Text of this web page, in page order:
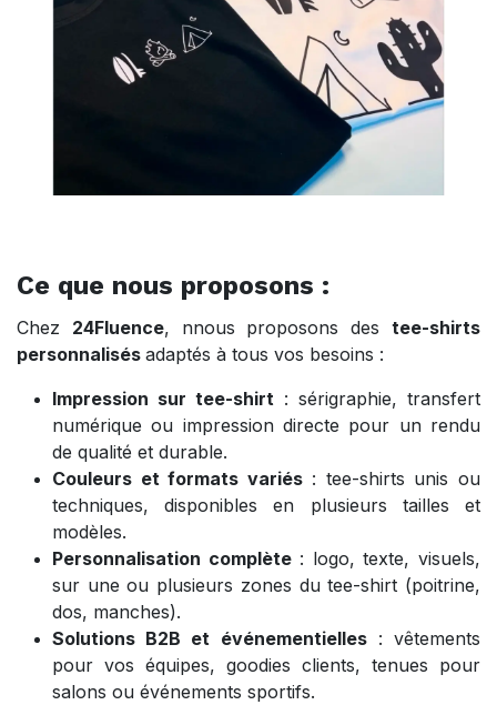
Ce que nous proposons :
Chez 24Fluence, nnous proposons destee-shirts
personnalisés adaptés à tous vos besoins :
Impression sur tee-shirt : sérigraphie, transfert
numérique ou impression directe pour un rendu
de qualité et durable.
Couleurs et formats variés: tee-shirts unis ou
techniques, disponibles en plusieurs tailles et
modèles.
Personnalisation complète: logo, texte, visuels,
sur une ou plusieurs zones du tee-shirt (poitrine,
dos, manches).
Solutions B2B et événementielles: vêtements
pour vos équipes, goodies clients, tenues pour
salons ou événements sportifs.